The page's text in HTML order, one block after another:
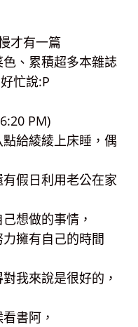
才有一篇
、累積超多本雜誌
忙說:P
PM)
給綾綾上床睡，偶
假日利用老公在家
想做的事情，
擁有自己的時間
我來說是很好的，
書阿，